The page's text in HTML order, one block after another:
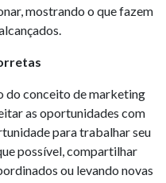
mostrando o que fazem
do conceito de marketing
as oportunidades com
para trabalhar seu
possível, compartilhar
ou levando novas